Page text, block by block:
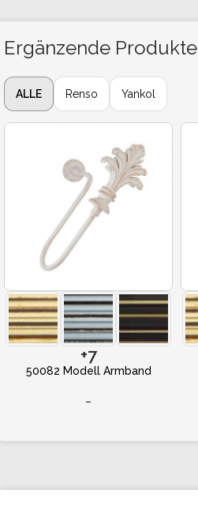
Ergänzende Produkte
ALLE Renso Yankol
+7
50082 Modell Armband
–